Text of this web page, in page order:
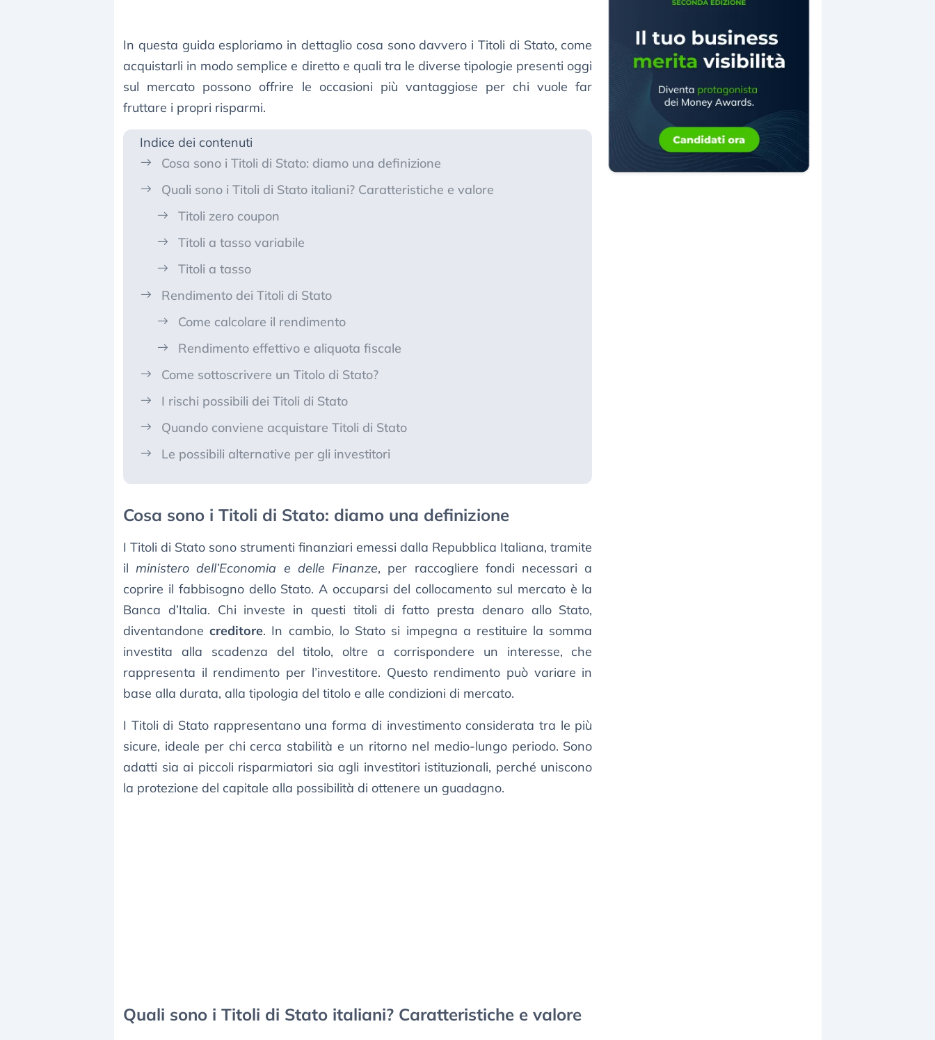
In questa guida esploriamo in dettaglio cosa sono davvero i Titoli di Stato, come
acquistarli in modo semplice e diretto e quali tra le diverse tipologie presenti oggi
sul mercato possono offrire le occasioni più vantaggiose per chi vuole far
fruttare i propri risparmi.
Indice dei contenuti
Cosa sono i Titoli di Stato: diamo una definizione
Quali sono i Titoli di Stato italiani? Caratteristiche e valore
Titoli zero coupon
Titoli a tasso variabile
Titoli a tasso
Rendimento dei Titoli di Stato
Come calcolare il rendimento
Rendimento effettivo e aliquota fiscale
Come sottoscrivere un Titolo di Stato?
I rischi possibili dei Titoli di Stato
Quando conviene acquistare Titoli di Stato
Le possibili alternative per gli investitori
Cosa sono i Titoli di Stato: diamo una definizione
I Titoli di Stato sono strumenti finanziari emessi dalla Repubblica Italiana, tramite
ilministero dell’Economia e delle Finanze, per raccogliere fondi necessari a
coprire il fabbisogno dello Stato. A occuparsi del collocamento sul mercato è la
Banca d’Italia. Chi investe in questi titoli di fatto presta denaro allo Stato,
diventandonecreditore. In cambio, lo Stato si impegna a restituire la somma
investita alla scadenza del titolo, oltre a corrispondere un interesse, che
rappresenta il rendimento per l’investitore. Questo rendimento può variare in
base alla durata, alla tipologia del titolo e alle condizioni di mercato.
I Titoli di Stato rappresentano una forma di investimento considerata tra le più
sicure, ideale per chi cerca stabilità e un ritorno nel medio-lungo periodo. Sono
adatti sia ai piccoli risparmiatori sia agli investitori istituzionali, perché uniscono
la protezione del capitale alla possibilità di ottenere un guadagno.
Quali sono i Titoli di Stato italiani? Caratteristiche e valore